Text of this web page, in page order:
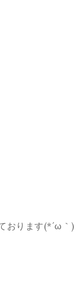
おります(*´ω｀)